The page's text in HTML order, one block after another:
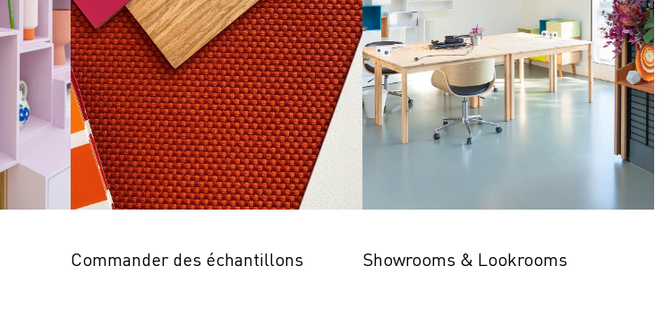
Commander des échantillons Showrooms & Lookrooms